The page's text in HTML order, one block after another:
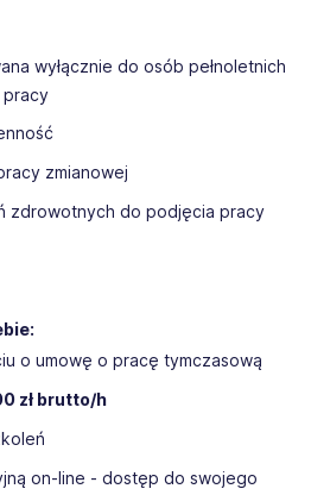
wyłącznie do osób pełnoletnich
pracy
zmianowej
zdrowotnych do podjęcia pracy
o umowę o pracę tymczasową
zł brutto/h
on-line - dostęp do swojego